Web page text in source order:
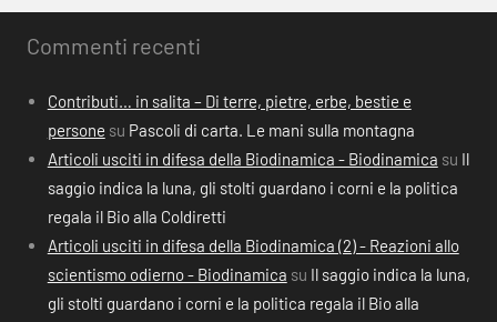
Commenti recenti
Contributi… in salita – Di terre, pietre, erbe, bestie e
persone su Pascoli di carta. Le mani sulla montagna
Articoli usciti in difesa della Biodinamica - Biodinamica su Il
saggio indica la luna, gli stolti guardano i corni e la politica
regala il Bio alla Coldiretti
Articoli usciti in difesa della Biodinamica (2) - Reazioni allo
scientismo odierno - Biodinamica su Il saggio indica la luna,
gli stolti guardano i corni e la politica regala il Bio alla